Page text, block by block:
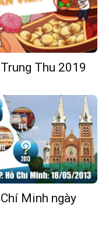
Thu 2019
Minh ngày